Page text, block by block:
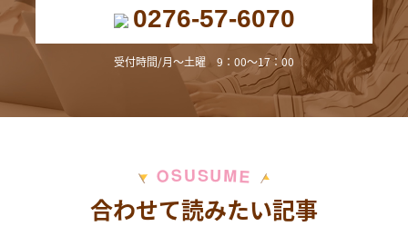
0276-57-6070
受付時間/月～土曜 9：00～17：00
OSUSUME
合わせて読みたい記事